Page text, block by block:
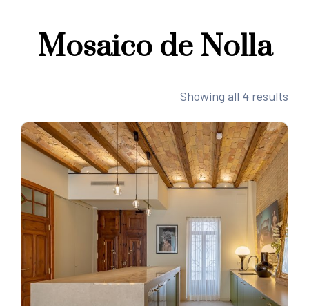
Mosaico de Nolla
Showing all 4 results